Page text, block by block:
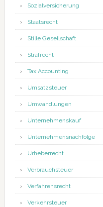
Sozialversicherung
Staatsrecht
Stille Gesellschaft
Strafrecht
Tax Accounting
Umsatzsteuer
Umwandlungen
Unternehmenskauf
Unternehmensnachfolge
Urheberrecht
Verbrauchsteuer
Verfahrensrecht
Verkehrsteuer